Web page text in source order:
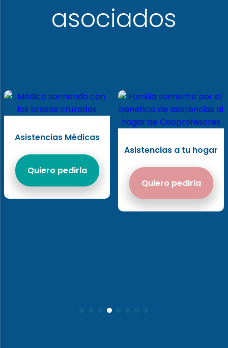
asociados
Asistencias Médicas
Quiero pedirla
Asistencias a tu hogar
Quiero pedirla